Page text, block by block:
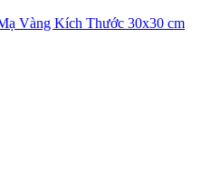
Vàng Kích Thước 30x30 cm